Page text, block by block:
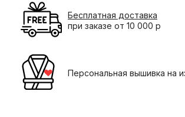
Бесплатная доставка
при заказе от 10 000 р
Персональная вышивка на